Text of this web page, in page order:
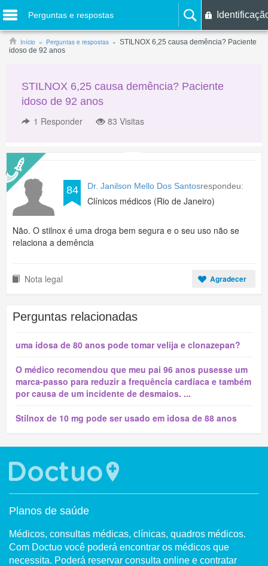
Perguntas e respostas
Início Perguntas e respostas
STILNOX 6,25 causa demência? Paciente
idoso de 92 anos
STILNOX 6,25 causa demência? Paciente
idoso de 92 anos
1 Responder 83 Visitas
84 Dr. Janilson Mello Dos Santosrespondeu:
Clínicos médicos (Rio de Janeiro)
Não. O stilnox é uma droga bem segura e o seu uso não se
relaciona a demência
Nota legal Agradecer
Perguntas relacionadas
uma idosa de 80 anos pode tomar velija e clonazepan?
O médico recomendou que meu pai 96 anos pusesse um
marca-passo para reduzir a frequência cardíaca e também
por causa de um incidente de desmaios. ...
Stilnox de 10 mg pode ser usado em idosa de 88 anos
Planos de saúde
Médicos, consultas médicas, clínicas, quadros médicos.
Com Doctuo você poderá encontrar os médicos que
necessita. Poderá reservar consulta online e contratar